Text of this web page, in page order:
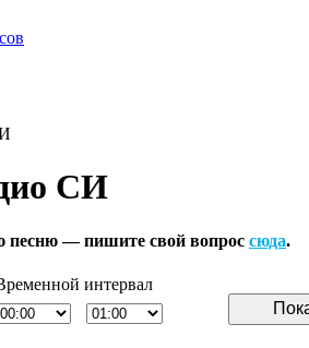
СИ
— пишите свой вопрос сюда.
интервал